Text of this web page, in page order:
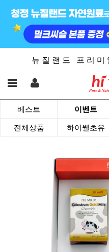
뉴 질 랜 드 프 리 미
베스트 이벤트
전체상품 하이웰초유